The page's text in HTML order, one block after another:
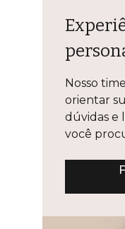
Nosso
orientar
dúvidas e
você